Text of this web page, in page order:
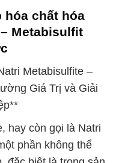
hóa chất hóa
Metabisulfit
Metabisulfite –
Giá Trị và Giải
hay còn gọi là Natri
phần không thể